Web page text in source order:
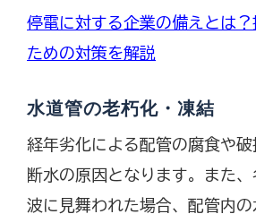
停電に対する企業の備えとは
ための対策を解説
水道管の老朽化・凍結
経年劣化による配管の腐食や
断水の原因となります。また
波に見舞われた場合、配管内